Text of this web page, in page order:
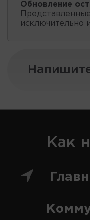
Обновление
исключительно
Как